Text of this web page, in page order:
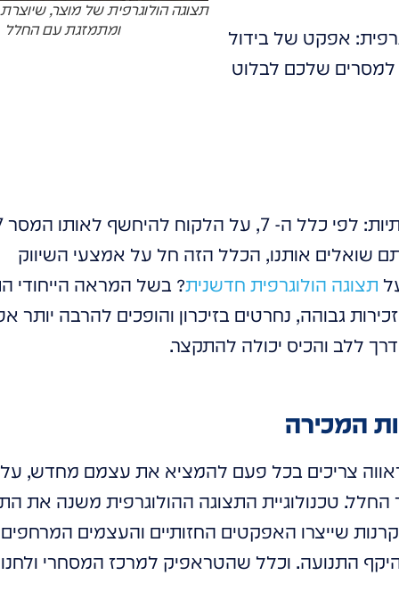
תצוגה הולוגרפית של מוצר,
ומתמזגת עם החלל
אפקט של בידול
למסרים שלכם לבלוט
שואלים אותנו, הכלל הזה חל על אמצעי השיווק
תצוגה הולוגרפית חדשנית? בשל המראה הייחודי
גבוהה, נחרטים בזיכרון והופכים להרבה יותר
ללב והכיס יכולה להתקצר.
המכירה
ראווה צריכים בכל פעם להמציא את עצמם מחדש,
החלל. טכנולוגיית התצוגה ההולוגרפית משנה את
שייצרו האפקטים החזותיים והעצמים
היקף התנועה. וכלל שהטראפיק למרכז המסחרי